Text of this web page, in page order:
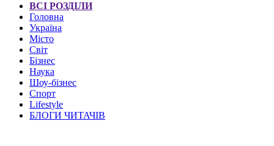
ВСІ РОЗДІЛИ
Головна
Україна
Місто
Світ
Бізнес
Наука
Шоу-бізнес
Спорт
Lifestyle
БЛОГИ ЧИТАЧІВ